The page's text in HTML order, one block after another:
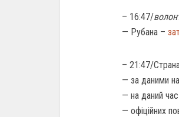
– 16:47/
— Рубана –
– 21:47/
— за даними
— на даний
— офіційних